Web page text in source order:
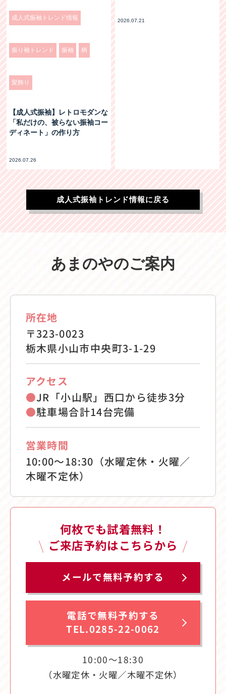
成人式振袖トレンド情報
振り袖トレンド 振袖 柄
髪飾り
【成人式振袖】レトロモダンな
「私だけの、被らない振袖コー
ディネート」の作り方
2026.07.26
2026.07.21
成人式振袖トレンド情報に戻る
あまのやのご案内
所在地
〒323-0023
栃木県小山市中央町3-1-29
アクセス
●JR「小山駅」西口から徒歩3分
●駐車場合計14台完備
営業時間
10:00〜18:30（水曜定休・火曜／
木曜不定休）
何枚でも試着無料！
ご来店予約はこちらから
メールで無料予約する
電話で無料予約する
TEL.0285-22-0062
10:00〜18:30
（水曜定休・火曜／木曜不定休）